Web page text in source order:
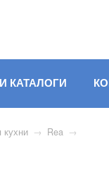
КАТАЛОГИ
кухни → Rea →